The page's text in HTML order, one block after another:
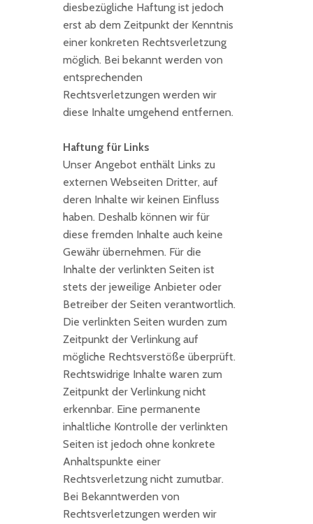
diesbezügliche Haftung ist jedoch
erst ab dem Zeitpunkt der Kenntnis
einer konkreten Rechtsverletzung
möglich. Bei bekannt werden von
entsprechenden
Rechtsverletzungen werden wir
diese Inhalte umgehend entfernen.
Haftung für Links
Unser Angebot enthält Links zu
externen Webseiten Dritter, auf
deren Inhalte wir keinen Einfluss
haben. Deshalb können wir für
diese fremden Inhalte auch keine
Gewähr übernehmen. Für die
Inhalte der verlinkten Seiten ist
stets der jeweilige Anbieter oder
Betreiber der Seiten verantwortlich.
Die verlinkten Seiten wurden zum
Zeitpunkt der Verlinkung auf
mögliche Rechtsverstöße überprüft.
Rechtswidrige Inhalte waren zum
Zeitpunkt der Verlinkung nicht
erkennbar. Eine permanente
inhaltliche Kontrolle der verlinkten
Seiten ist jedoch ohne konkrete
Anhaltspunkte einer
Rechtsverletzung nicht zumutbar.
Bei Bekanntwerden von
Rechtsverletzungen werden wir